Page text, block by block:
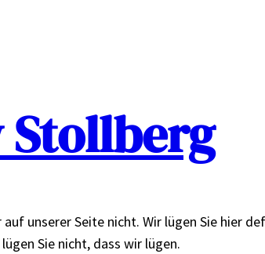
Stollberg
unserer Seite nicht. Wir lügen Sie hier
Sie nicht, dass wir lügen.